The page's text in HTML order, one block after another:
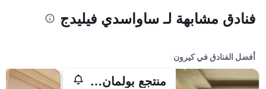
فنادق مشابهة لـ ساواسدي فيليدج
أفضل الفنادق في كيرون
منتجع بولمان فوكيت كارون بيتش